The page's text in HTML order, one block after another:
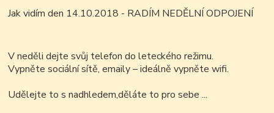
Jak vidím den 14.10.2018 - RADÍM NEDĚLNÍ ODPOJENÍ
V neděli dejte svůj telefon do leteckého režimu.
Vypněte sociální sítě, emaily – ideálně vypněte wifi.
Udělejte to s nadhledem,děláte to pro sebe ...